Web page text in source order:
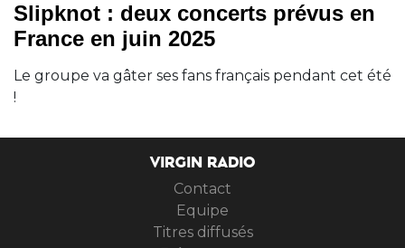
Slipknot : deux concerts prévus en
France en juin 2025
Le groupe va gâter ses fans français pendant cet été
!
VIRGIN RADIO
Contact
Equipe
Titres diffusés